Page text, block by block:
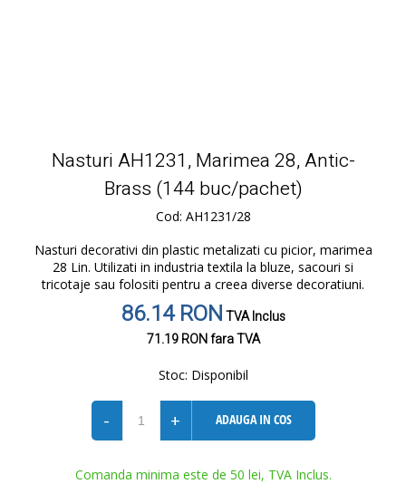
Nasturi AH1231, Marimea 28, Antic-
Brass (144 buc/pachet)
Cod: AH1231/28
Nasturi decorativi din plastic metalizati cu picior, marimea
28 Lin. Utilizati in industria textila la bluze, sacouri si
tricotaje sau folositi pentru a creea diverse decoratiuni.
86.14 RONTVA Inclus
71.19 RONfara TVA
Stoc: Disponibil
- + ADAUGA IN COS
Comanda minima este de 50 lei, TVA Inclus.